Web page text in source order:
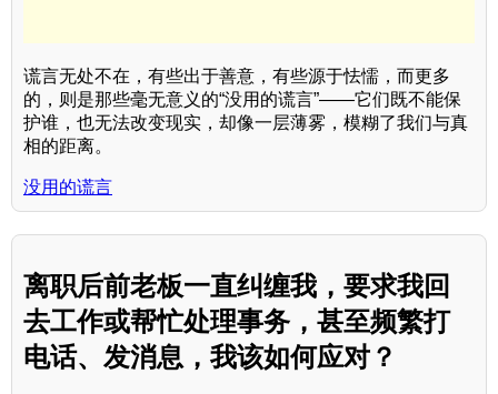
谎言无处不在，有些出于善意，有些源于怯懦，而更多
的，则是那些毫无意义的“没用的谎言”——它们既不能保
护谁，也无法改变现实，却像一层薄雾，模糊了我们与真
相的距离。
没用的谎言
离职后前老板一直纠缠我，要求我回
去工作或帮忙处理事务，甚至频繁打
电话、发消息，我该如何应对？